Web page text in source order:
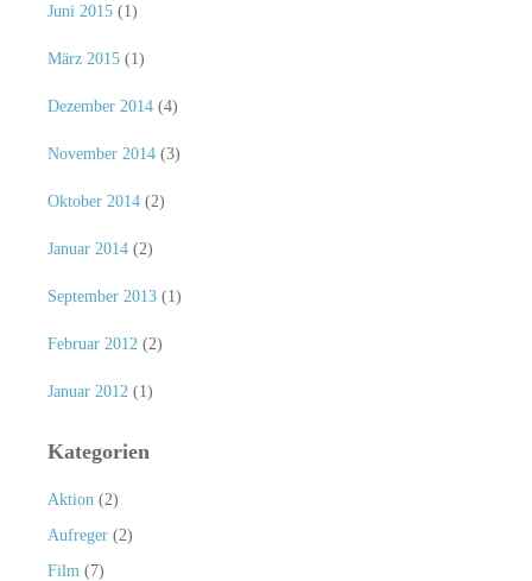
Juni 2015(1)
März 2015(1)
Dezember 2014(4)
November 2014(3)
Oktober 2014(2)
Januar 2014(2)
September 2013(1)
Februar 2012 (2)
Januar 2012 (1)
Kategorien
Aktion (2)
Aufreger(2)
Film (7)